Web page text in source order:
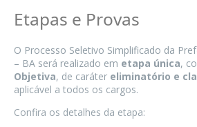
Etapas e Provas
O Processo Seletivo Simplificado da
– BA será realizado em etapa única,
Objetiva, de caráter eliminatório e
aplicável a todos os cargos.
Confira os detalhes da etapa: